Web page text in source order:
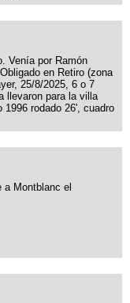
Venía por Ramón
en Retiro (zona
25/8/2025, 6 o 7
llevaron para la villa
rodado 26', cuadro
a Montblanc el